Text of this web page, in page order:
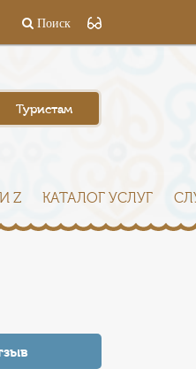
Поиск
Туристам
Z КАТАЛОГ УСЛУГ